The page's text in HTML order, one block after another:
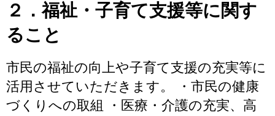
２．福祉・子育て支援等に関す
ること
市民の福祉の向上や子育て支援の充実等に
活用させていただきます。 ・市民の健康
づくりへの取組 ・医療・介護の充実、高